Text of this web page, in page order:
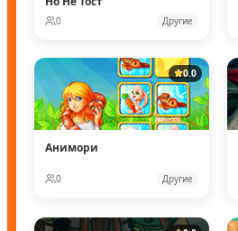
0 Другие
0.0
Анимори
0 Другие